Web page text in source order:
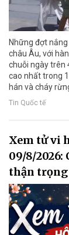
Những đợt
châu Âu, với
chuỗi ngày trên
cao nhất trong
hán và cháy
Tin Quốc tế
Xem tử vi
09/8/2026:
thận trọng